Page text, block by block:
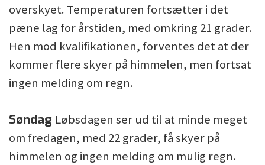
overskyet. Temperaturen fortsætter i det
pæne lag for årstiden, med omkring 21 grader.
Hen mod kvalifikationen, forventes det at der
kommer flere skyer på himmelen, men fortsat
ingen melding om regn.
Søndag Løbsdagen ser ud til at minde meget
om fredagen, med 22 grader, få skyer på
himmelen og ingen melding om mulig regn.